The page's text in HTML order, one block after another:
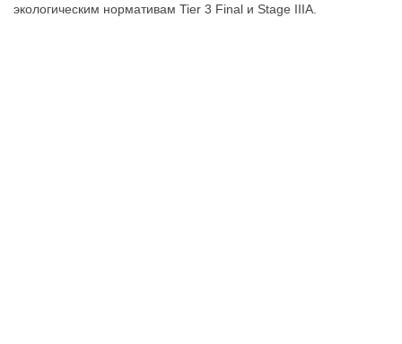
экологическим нормативам Tier 3 Final и Stage IIIA.